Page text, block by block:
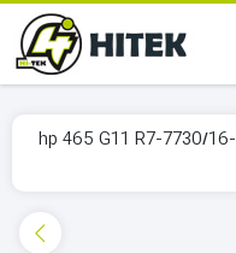
لپتاپ اپن باکس hp 465 G11 R7-7730/16-